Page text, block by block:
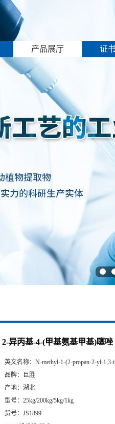
产品展厅 证
2-异丙基-4-(甲基氨基甲基)噻唑
英文名称： N-methyl-1-(2-propan-2-yl-1,3-
品牌：
巨胜
产地： 湖北
型号： 25kg/200kg/5kg/1kg
货号： JS1899